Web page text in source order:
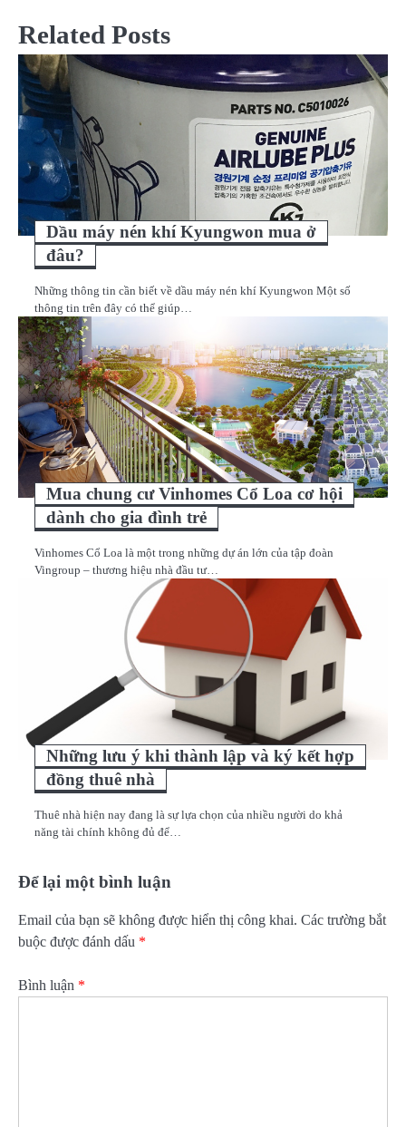
viết
Related Posts
Dầu máy nén khí Kyungwon mua ở
đâu?
Những thông tin cần biết về dầu máy nén khí Kyungwon Một số
thông tin trên đây có thể giúp…
Mua chung cư Vinhomes Cổ Loa cơ hội
dành cho gia đình trẻ
Vinhomes Cổ Loa là một trong những dự án lớn của tập đoàn
Vingroup – thương hiệu nhà đầu tư…
Những lưu ý khi thành lập và ký kết hợp
đồng thuê nhà
Thuê nhà hiện nay đang là sự lựa chọn của nhiều người do khả
năng tài chính không đủ để…
Để lại một bình luận
Email của bạn sẽ không được hiển thị công khai. Các trường bắt
buộc được đánh dấu *
Bình luận *